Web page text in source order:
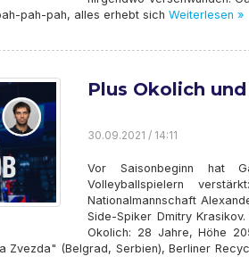
pah-pah, alles erhebt sich Weiterlesen »
Plus Okolich
30.09.2021 / 14:11
Vor Saisonbeginn hat
Volleyballspielern
Nationalmannschaft
Side-Spiker Dmitry
Okolich: 28 Jahre, Höhe
Zvezda" (Belgrad, Serbien), Berliner